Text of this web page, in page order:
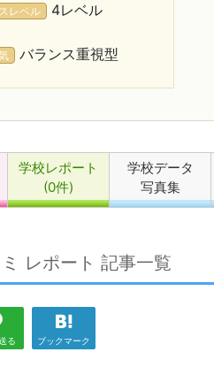
レベル 4レベル
バランス重視型
学校レポート
(0件)
学校データ
写真集
レポート 記事一覧
る ブックマーク